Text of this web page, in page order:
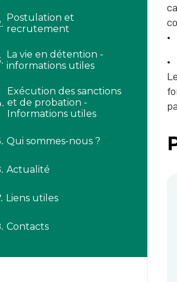
Postulation et
recrutement
La vie en détention -
informations utiles
Exécution des sanctions
et de probation -
Informations utiles
Qui sommes-nous ?
Actualité
Liens utiles
Contacts